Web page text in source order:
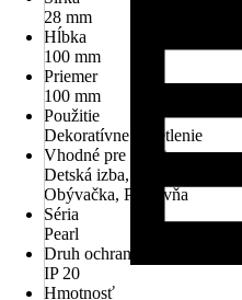
28 mm
Hĺbka
100 mm
Priemer
100 mm
Použitie
Dekoratívne osvetlenie
Vhodné pre priestory
Detská izba, Hala /
Obývačka, Pracovňa
Séria
Pearl
Druh ochrany
IP 20
Hmotnosť